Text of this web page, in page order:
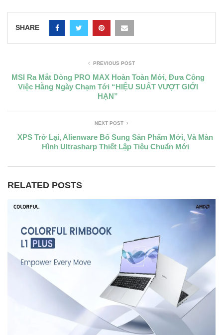
SHARE
PREVIOUS POST
MSI Ra Mắt Dòng PRO MAX Hoàn Toàn Mới, Đưa Công
Việc Hằng Ngày Chạm Tới “HIỆU SUẤT VƯỢT GIỚI
HẠN”
NEXT POST
XPS Trở Lại, Alienware Bổ Sung Sản Phẩm Mới, Và Màn
Hình Ultrasharp Thiết Lập Tiêu Chuẩn Mới
RELATED POSTS